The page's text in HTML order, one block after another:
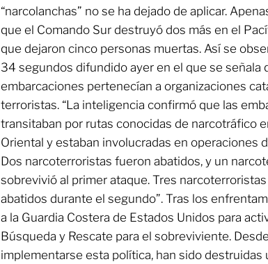
“narcolanchas” no se ha dejado de aplicar.
que el Comando Sur destruyó dos más en el
que dejaron cinco personas muertas. Así se
34 segundos difundido ayer en el que se señala
embarcaciones pertenecían a organizaciones
terroristas. “La inteligencia confirmó que las
transitaban por rutas conocidas de narcotráfico
Oriental y estaban involucradas en operaciones
Dos narcoterroristas fueron abatidos, y un
sobrevivió al primer ataque. Tres
abatidos durante el segundo”. Tras los
a la Guardia Costera de Estados Unidos para
Búsqueda y Rescate para el sobreviviente.
implementarse esta política, han sido destruidas